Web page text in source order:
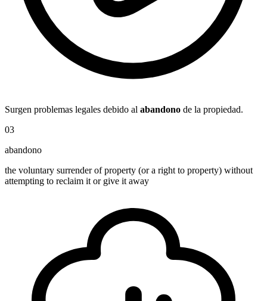
Surgen problemas legales debido al abandono de la propiedad.
03
abandono
the voluntary surrender of property (or a right to property) without
attempting to reclaim it or give it away